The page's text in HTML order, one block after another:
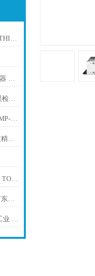
AR-100自转/公转混合搅拌机THINKY新基
PCD-400B KYOWA共和 传感器 应力应变测试仪
Sugiyama杉山电机可靠的错误检测装置PS-662
SIBATA柴田科学MP-Σ500NⅡMP-Σ30NⅡMP-Σ300NⅡMP-Σ100HNⅡ泵
LC-750H中高浓度氧气分析仪精品TORAY东丽
RF-400-01 高浓度氧气分析仪 TORAY 东丽
LD-450-T/SD25NW-2 TORAY东丽 多功能氧化锆氧气浓度计
新到货C-800 SEKONIC世光工业 光谱仪色温表测光表